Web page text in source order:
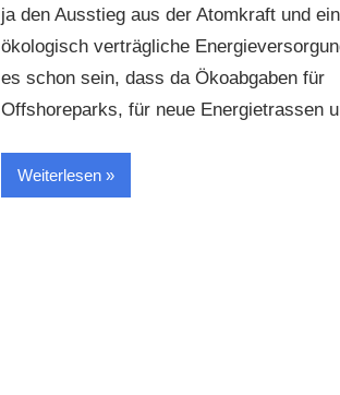
ja den Ausstieg aus der Atomkraft und
ökologisch verträgliche
es schon sein, dass da Ökoabgaben für
Offshoreparks, für neue Energietrassen
Weiterlesen